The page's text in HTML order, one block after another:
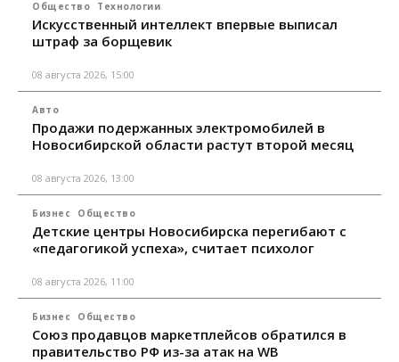
Общество Технологии
Искусственный интеллект впервые выписал
штраф за борщевик
08 августа 2026, 15:00
Авто
Продажи подержанных электромобилей в
Новосибирской области растут второй месяц
08 августа 2026, 13:00
Бизнес Общество
Детские центры Новосибирска перегибают с
«педагогикой успеха», считает психолог
08 августа 2026, 11:00
Бизнес Общество
Союз продавцов маркетплейсов обратился в
правительство РФ из-за атак на WB